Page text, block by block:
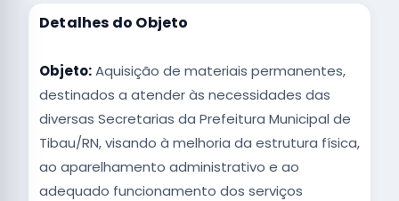
Detalhes do Objeto
Objeto:Aquisição de materiais permanentes,
destinados a atender às necessidades das
diversas Secretarias da Prefeitura Municipal de
Tibau/RN, visando à melhoria da estrutura física,
ao aparelhamento administrativo e ao
adequado funcionamento dos serviços